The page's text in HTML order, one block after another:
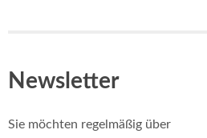
Newsletter
Sie möchten regelmäßig über